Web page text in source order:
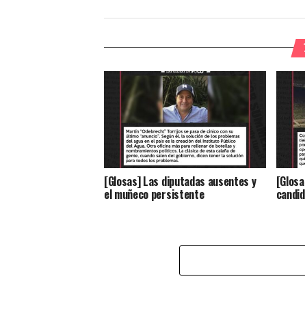
[Glosas] Las diputadas ausentes y
el muñeco persistente